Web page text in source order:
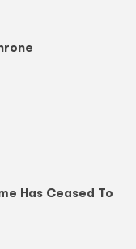
Has Ceased To